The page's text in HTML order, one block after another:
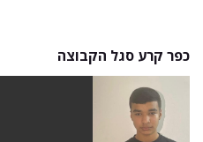
כפר קרע סגל הקבוצה